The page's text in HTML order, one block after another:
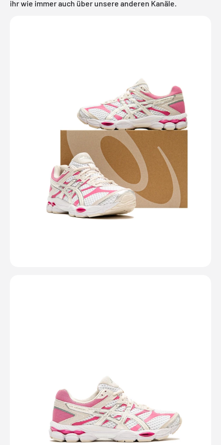
ihr wie immer auch über unsere anderen Kanäle.